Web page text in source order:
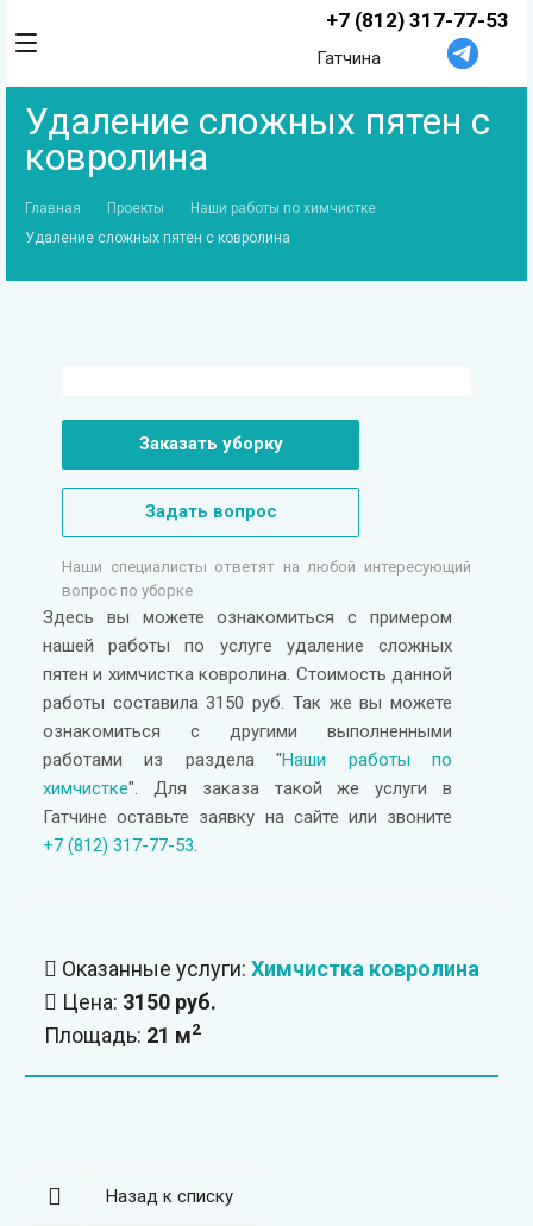
+7 (812) 317-77-53
Гатчина
Удаление сложных пятен с
ковролина
Главная Проекты
Наши работы по химчистке
Удаление сложных пятен с ковролина
Заказать уборку
Задать вопрос
Наши специалисты ответят на любой интересующий
вопрос по уборке
Здесь вы можете ознакомиться с примером
нашей работы по услуге удаление сложных
пятен и химчистка ковролина. Стоимость данной
работы составила 3150 руб. Так же вы можете
ознакомиться с другими выполненными
работами из раздела "Наши работы по
химчистке". Для заказа такой же услуги в
Гатчине оставьте заявку на сайте или звоните
+7 (812) 317-77-53.
Оказанные услуги: Химчистка ковролина
Цена: 3150 руб.
Площадь: 21 м2
Назад к списку